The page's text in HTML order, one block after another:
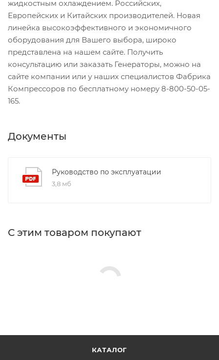
жидкостным охлаждением. Российских,
Европейских и Китайских производителей. Новая
линейка высокоэффективного и экономичного
оборудования для Вашего выбора, широко
представлена на нашем сайте. Получить
консультацию или заказать Генераторы, можно на
сайте компании или у наших специалистов Фабрика
Компрессоров по бесплатному номеру 8-800-50-05-
165.
Документы
Руководство по эксплуатации
3,8 мб
С этим товаром покупают
КАТАЛОГ